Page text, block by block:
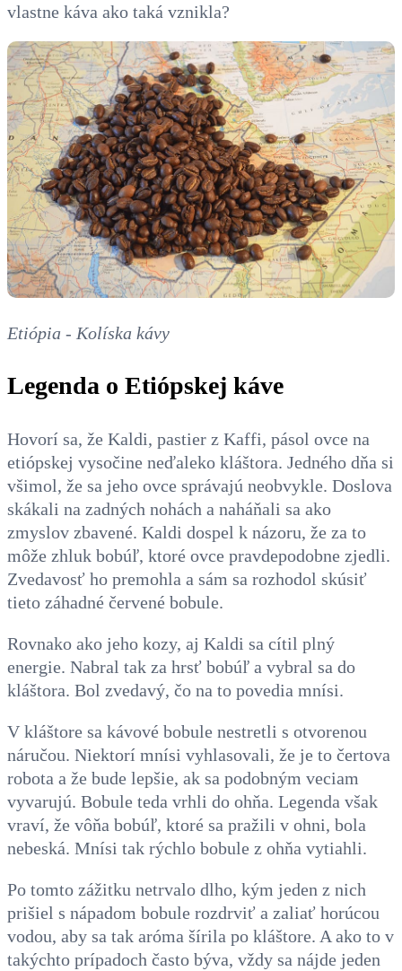
vlastne káva ako taká vznikla?
Etiópia - Kolíska kávy
Legenda o Etiópskej káve
Hovorí sa, že Kaldi, pastier z Kaffi, pásol ovce na
etiópskej vysočine neďaleko kláštora. Jedného dňa si
všimol, že sa jeho ovce správajú neobvykle. Doslova
skákali na zadných nohách a naháňali sa ako
zmyslov zbavené. Kaldi dospel k názoru, že za to
môže zhluk bobúľ, ktoré ovce pravdepodobne zjedli.
Zvedavosť ho premohla a sám sa rozhodol skúsiť
tieto záhadné červené bobule.
Rovnako ako jeho kozy, aj Kaldi sa cítil plný
energie. Nabral tak za hrsť bobúľ a vybral sa do
kláštora. Bol zvedavý, čo na to povedia mnísi.
V kláštore sa kávové bobule nestretli s otvorenou
náručou. Niektorí mnísi vyhlasovali, že je to čertova
robota a že bude lepšie, ak sa podobným veciam
vyvarujú. Bobule teda vrhli do ohňa. Legenda však
vraví, že vôňa bobúľ, ktoré sa pražili v ohni, bola
nebeská. Mnísi tak rýchlo bobule z ohňa vytiahli.
Po tomto zážitku netrvalo dlho, kým jeden z nich
prišiel s nápadom bobule rozdrviť a zaliať horúcou
vodou, aby sa tak aróma šírila po kláštore. A ako to v
takýchto prípadoch často býva, vždy sa nájde jeden